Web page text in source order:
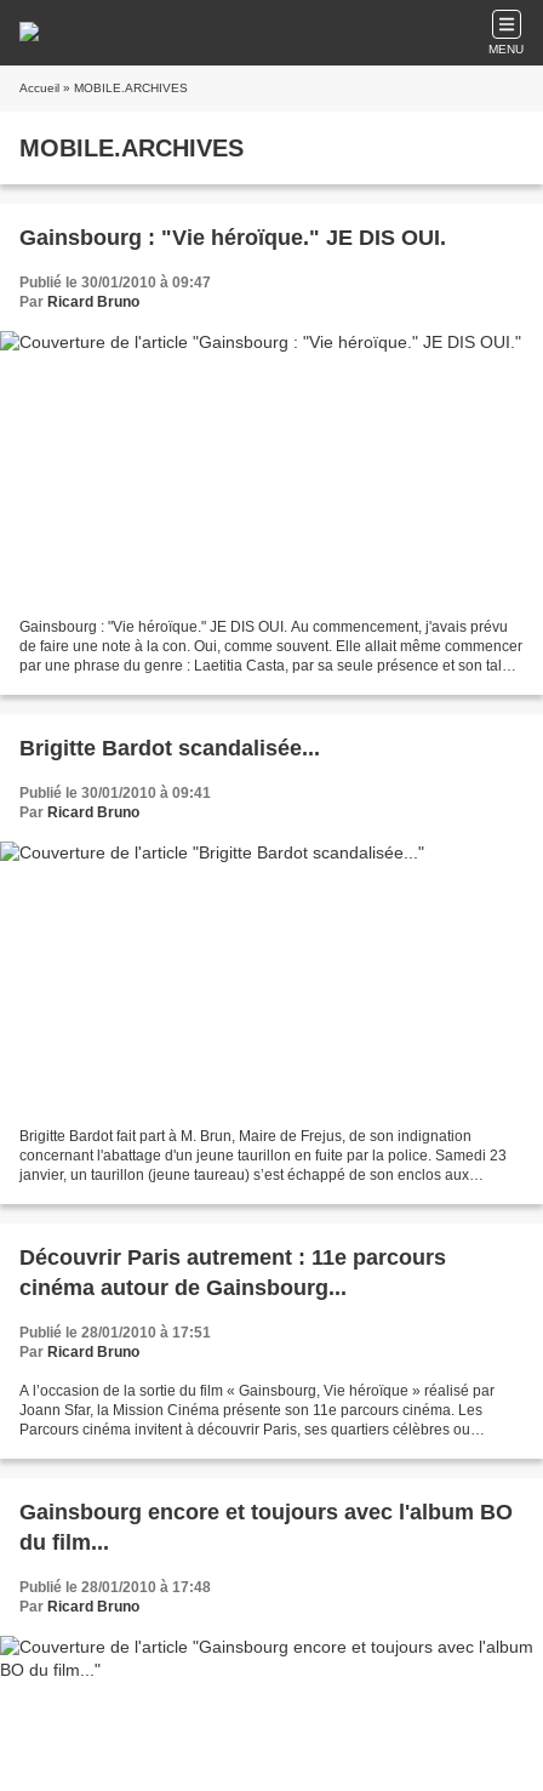
MENU
Accueil » MOBILE.ARCHIVES
MOBILE.ARCHIVES
Gainsbourg : "Vie héroïque." JE DIS OUI.
Publié le 30/01/2010 à 09:47
Par Ricard Bruno
Gainsbourg : "Vie héroïque." JE DIS OUI. Au commencement, j'avais prévu
de faire une note à la con. Oui, comme souvent. Elle allait même commencer
par une phrase du genre : Laetitia Casta, par sa seule présence et son talent
Brigitte Bardot scandalisée...
Publié le 30/01/2010 à 09:41
Par Ricard Bruno
Brigitte Bardot fait part à M. Brun, Maire de Frejus, de son indignation
concernant l'abattage d'un jeune taurillon en fuite par la police. Samedi 23
janvier, un taurillon (jeune taureau) s’est échappé de son enclos aux
Découvrir Paris autrement : 11e parcours
cinéma autour de Gainsbourg...
Publié le 28/01/2010 à 17:51
Par Ricard Bruno
A l’occasion de la sortie du film « Gainsbourg, Vie héroïque » réalisé par
Joann Sfar, la Mission Cinéma présente son 11e parcours cinéma. Les
Parcours cinéma invitent à découvrir Paris, ses quartiers célèbres ou
Gainsbourg encore et toujours avec l'album BO
du film...
Publié le 28/01/2010 à 17:48
Par Ricard Bruno